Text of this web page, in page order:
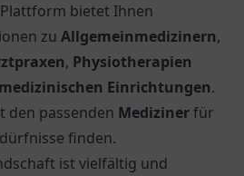
bietet Ihnen
zu Allgemeinmedizinern,
, Physiotherapien
medizinischen Einrichtungen.
den passenden Medizinerfür
finden.
ist vielfältig und